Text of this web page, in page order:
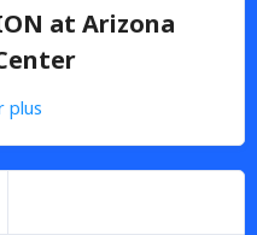
at Arizona
plus